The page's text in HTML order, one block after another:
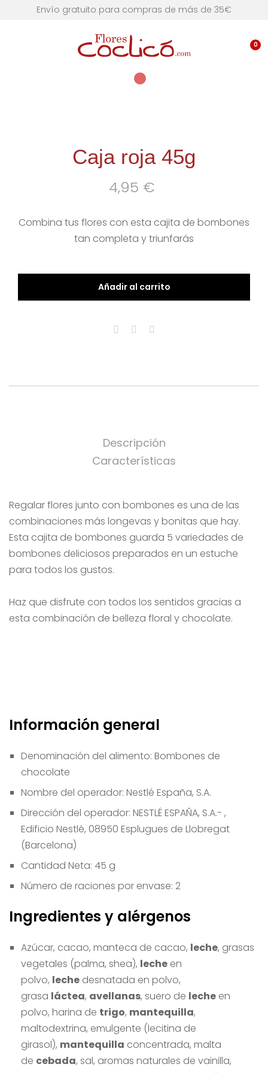
Envío gratuito para compras de más de 35€
0
Caja roja 45g
4,95 €
Combina tus flores con esta cajita de bombones
tan completa y triunfarás
Añadir al carrito
Descripción
Características
Regalar flores junto con bombones es una de las
combinaciones más longevas y bonitas que hay.
Esta cajita de bombones guarda 5 variedades de
bombones deliciosos preparados en un estuche
para todos los gustos.
Haz que disfrute con todos los sentidos gracias a
esta combinación de belleza floral y chocolate.
Información general
Denominación del alimento: Bombones de
chocolate
Nombre del operador: Nestlé España, S.A.
Dirección del operador: NESTLÉ ESPAÑA, S.A.- ,
Edificio Nestlé, 08950 Esplugues de Llobregat
(Barcelona)
Cantidad Neta: 45 g
Número de raciones por envase: 2
Ingredientes y alérgenos
Azúcar, cacao, manteca de cacao, leche, grasas
vegetales (palma, shea), leche en
polvo, leche desnatada en polvo,
grasa láctea, avellanas, suero de leche en
polvo, harina de trigo, mantequilla,
maltodextrina, emulgente (lecitina de
girasol), mantequilla concentrada, malta
de cebada, sal, aromas naturales de vainilla,